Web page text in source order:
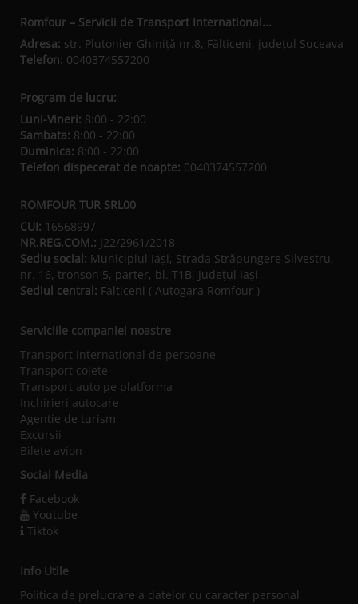
Romfour – Servicii de Transport International...
Adresa: str. Plutonier Ghiniţă nr.8, Fălticeni, judeţul Suceava
Telefon: 0040374557200
Program de lucru:
Luni-Vineri: 8:00 - 22:00
Sambata: 8:00 - 22:00
Duminica: 8:00 - 22:00
Telefon dispecerat de noapte: 0040374557200
ROMFOUR TUR SRL00
CUI: 16568997
NR.REG.COM.: J22/2961/2018
Sediu social: Municipiul Iaşi, Strada Străpungere Silvestru,
nr. 16, tronson 5, parter, bl. T1B, Județul Iaşi
Sediul central: Falticeni ( Autogara Romfour )
Serviciile companiei noastre
Transport international de persoane
Transport colete
Transport auto pe platforma
Inchirieri autocare
Agentie de turism
Excursii
Bilete avion
Social Media
Facebook
Youtube
Tiktok
Info Utile
Politica de prelucrare a datelor cu caracter personal